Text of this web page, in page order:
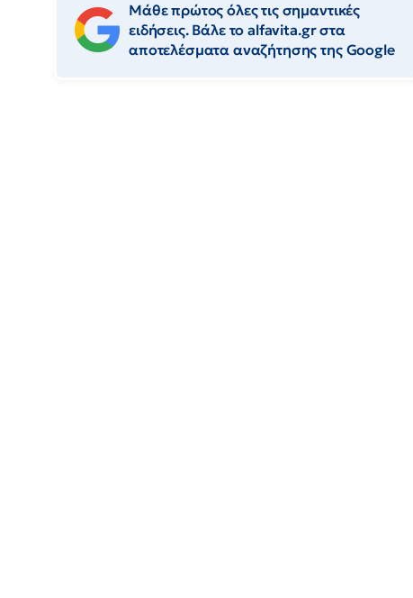
Μάθε πρώτος όλες τις σημαντικές
ειδήσεις. Βάλε το alfavita.gr στα
αποτελέσματα αναζήτησης της Google